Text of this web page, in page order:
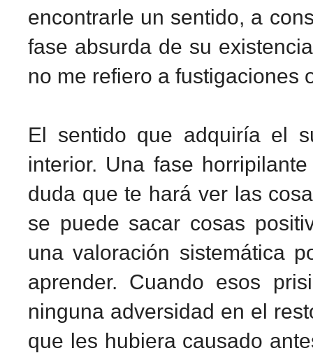
encontrarle un sentido, a
fase absurda de su
no me refiero a fustigaciones
El sentido que adquiría el
interior. Una fase
duda que te hará ver las
se puede sacar cosas
una valoración sistemática
aprender. Cuando esos
ninguna adversidad en el
que les hubiera causado